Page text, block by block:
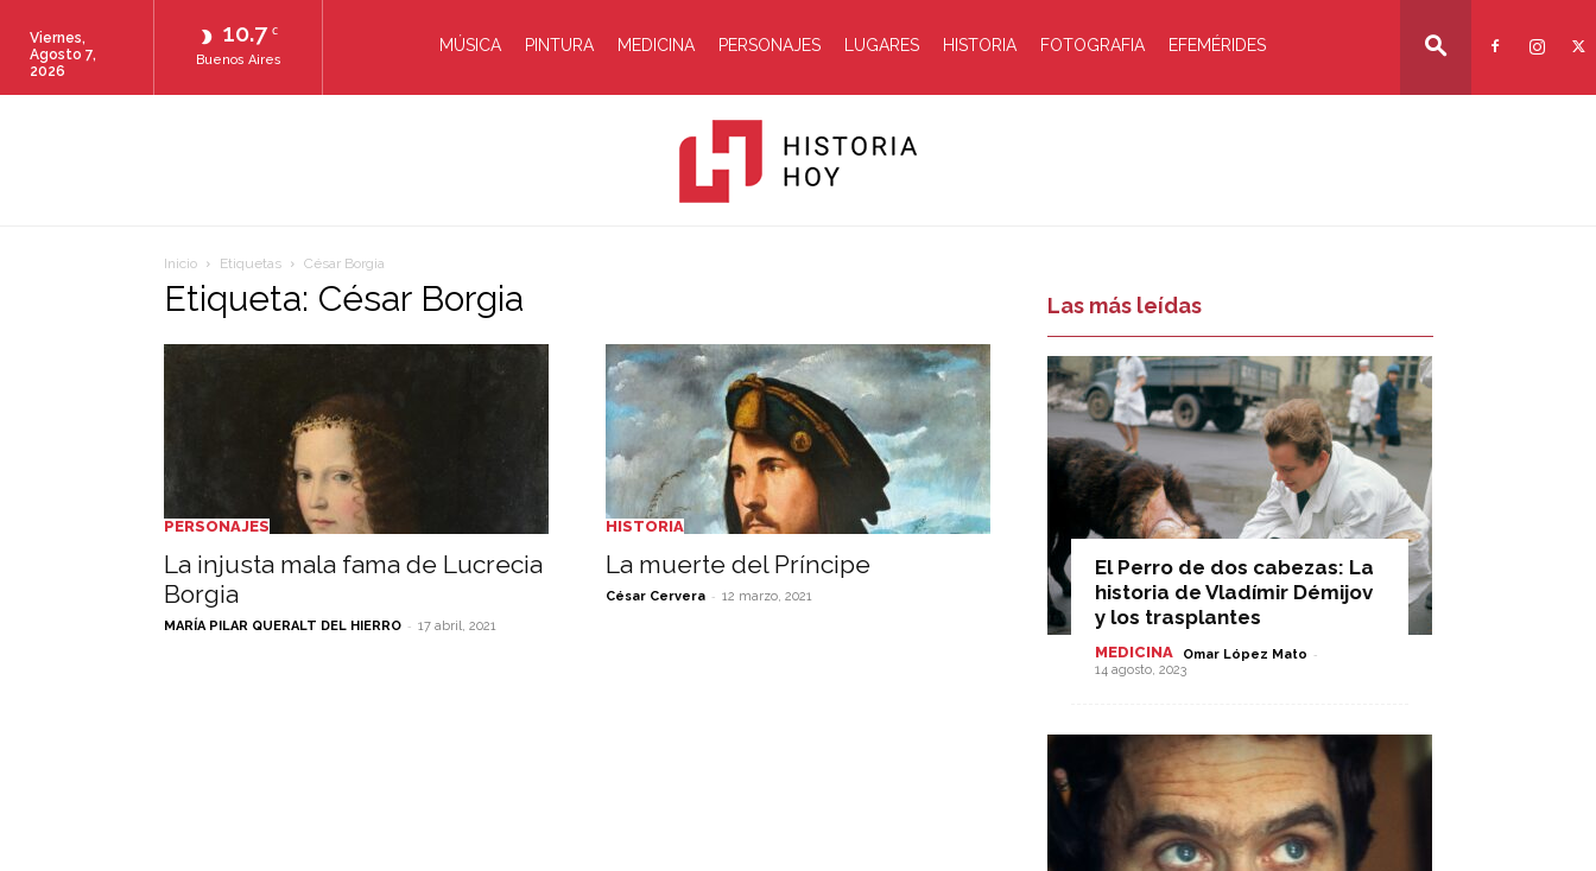
10.7 C
Buenos Aires
Viernes,
Agosto 7,
2026
MÚSICA PINTURA MEDICINA PERSONAJES LUGARES HISTORIA FOTOGRAFIA EFEMÉRIDES
Hoy
Inicio Etiquetas César Borgia
Etiqueta: César Borgia
PERSONAJES
La injusta mala fama de Lucrecia
Borgia
MARÍA PILAR QUERALT DEL HIERRO - 17 abril, 2021
HISTORIA
La muerte del Príncipe
César Cervera - 12 marzo, 2021
Las más leídas
El Perro de dos cabezas: La
historia de Vladímir Démijov
y los trasplantes
MEDICINA Omar López Mato -
14 agosto, 2023